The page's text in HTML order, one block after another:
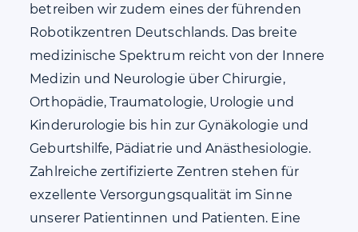
betreiben wir zudem eines der führenden
Robotikzentren Deutschlands. Das breite
medizinische Spektrum reicht von der Innere
Medizin und Neurologie über Chirurgie,
Orthopädie, Traumatologie, Urologie und
Kinderurologie bis hin zur Gynäkologie und
Geburtshilfe, Pädiatrie und Anästhesiologie.
Zahlreiche zertifizierte Zentren stehen für
exzellente Versorgungsqualität im Sinne
unserer Patientinnen und Patienten. Eine